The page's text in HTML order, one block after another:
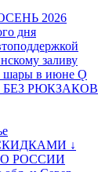
2026
дня
заливу
в июне Ǫ
РЮКЗАКОВ
↓
РОССИИ